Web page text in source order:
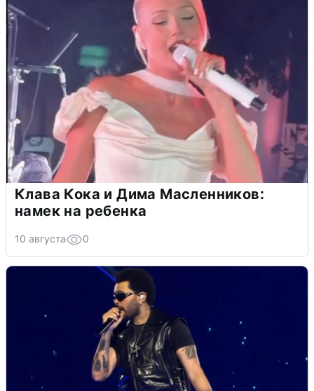
Клава Кока и Дима Масленников:
намек на ребенка
10 августа 0